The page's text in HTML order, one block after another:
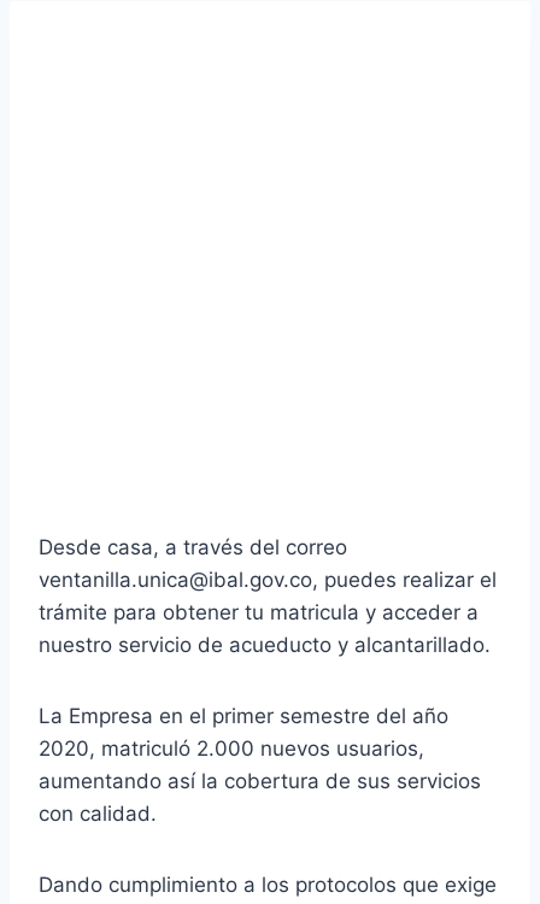
Desde casa, a través del correo
ventanilla.unica@ibal.gov.co, puedes realizar el
trámite para obtener tu matricula y acceder a
nuestro servicio de acueducto y alcantarillado.
La Empresa en el primer semestre del año
2020, matriculó 2.000 nuevos usuarios,
aumentando así la cobertura de sus servicios
con calidad.
Dando cumplimiento a los protocolos que exige